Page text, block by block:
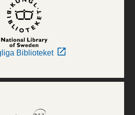
Biblioteket